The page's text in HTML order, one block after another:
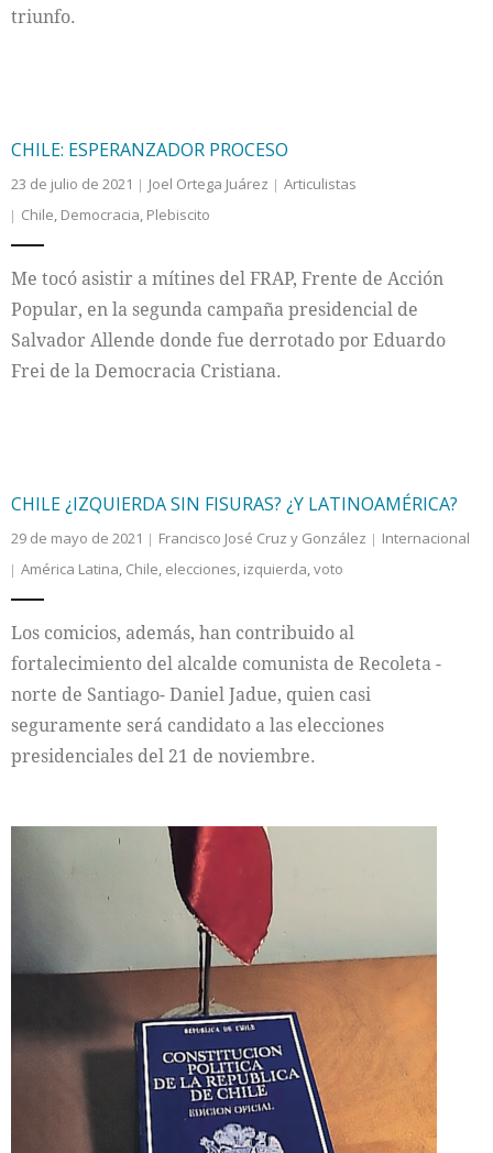
triunfo.
CHILE: ESPERANZADOR PROCESO
23 de julio de 2021 Joel Ortega Juárez
Articulistas
Chile, Democracia, Plebiscito
Me tocó asistir a mítines del FRAP, Frente de Acción
Popular, en la segunda campaña presidencial de
Salvador Allende donde fue derrotado por Eduardo
Frei de la Democracia Cristiana.
CHILE ¿IZQUIERDA SIN FISURAS? ¿Y LATINOAMÉRICA?
29 de mayo de 2021 Francisco José Cruz y González
Internacional
América Latina, Chile, elecciones, izquierda,voto
Los comicios, además, han contribuido al
fortalecimiento del alcalde comunista de Recoleta -
norte de Santiago- Daniel Jadue, quien casi
seguramente será candidato a las elecciones
presidenciales del 21 de noviembre.